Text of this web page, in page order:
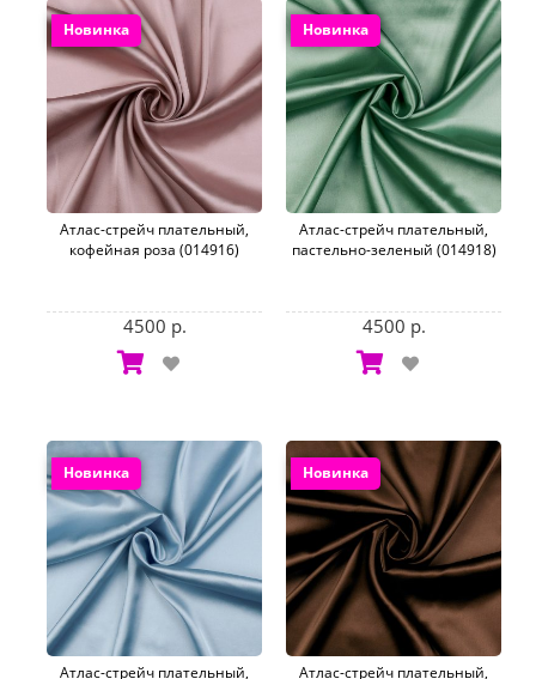
Новинка
Атлас-стрейч плательный,
кофейная роза (014916)
4500 р.
Новинка
Атлас-стрейч плательный,
пастельно-зеленый (014918)
4500 р.
Новинка
Атлас-стрейч плательный,
Новинка
Атлас-стрейч плательный,